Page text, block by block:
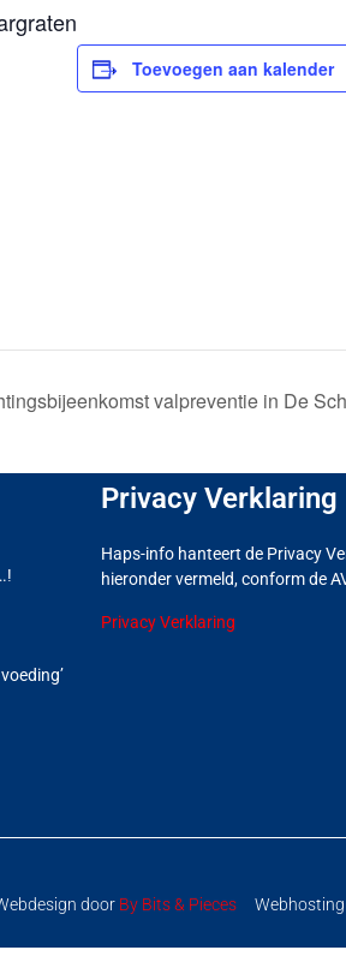
Toevoegen aan kalender
valpreventie in De
Privacy Verklaring
Haps-info hanteert de Privacy
hieronder vermeld, conform de
Privacy Verklaring
door By Bits & Pieces Webhosting